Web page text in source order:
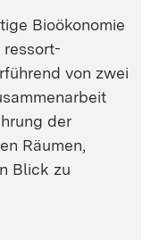
Bioökonomie
von zwei
der
Räumen,
Blick zu